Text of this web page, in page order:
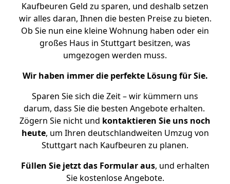
Kaufbeuren Geld zu sparen, und deshalb setzen
wir alles daran, Ihnen die besten Preise zu bieten.
Ob Sie nun eine kleine Wohnung haben oder ein
großes Haus in Stuttgart besitzen, was
umgezogen werden muss.
Wir haben immer die perfekte Lösung für Sie.
Sparen Sie sich die Zeit – wir kümmern uns
darum, dass Sie die besten Angebote erhalten.
Zögern Sie nicht und kontaktieren Sie uns noch
heute, um Ihren deutschlandweiten Umzug von
Stuttgart nach Kaufbeuren zu planen.
Füllen Sie jetzt das Formular aus, und erhalten
Sie kostenlose Angebote.